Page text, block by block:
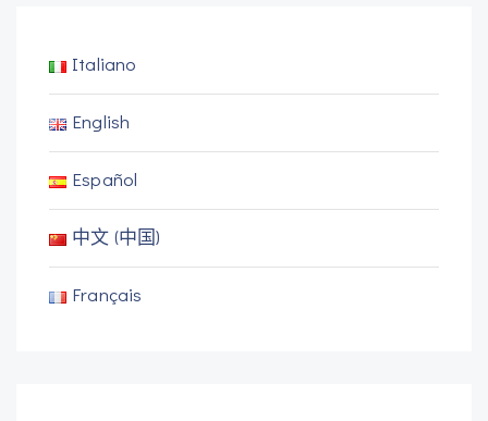
Italiano
English
Español
中文 (中国)
Français